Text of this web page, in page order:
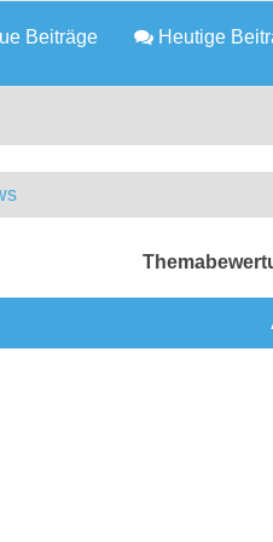
Beiträge Heutige